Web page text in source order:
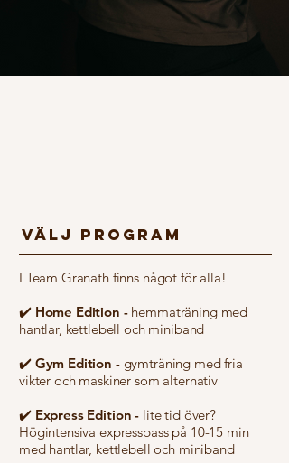
VÄLJ PROGRAM
I Team Granath finns något för alla!
✔️ Home Edition - hemmaträning med
hantlar, kettlebell och miniband
✔️ Gym Edition - gymträning med fria
vikter och maskiner som alternativ
✔️ Express Edition - lite tid över?
Högintensiva expresspass på 10-15 min
med hantlar, kettlebell och miniband